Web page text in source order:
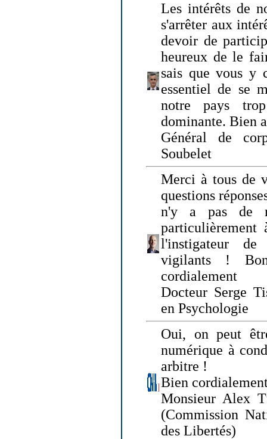
Les intérêts de
s'arrêter aux
devoir de
heureux de le
sais que vous y
essentiel de se
notre pays
dominante. Bien
Général de
Soubelet
Merci à tous de
questions
n'y a pas de
l'instigateur de
vigilants !
cordialement
Docteur Serge
en Psychologie
Oui, on peut
numérique à
arbitre !
Bien
Monsieur Alex
(Commission
des Libertés)